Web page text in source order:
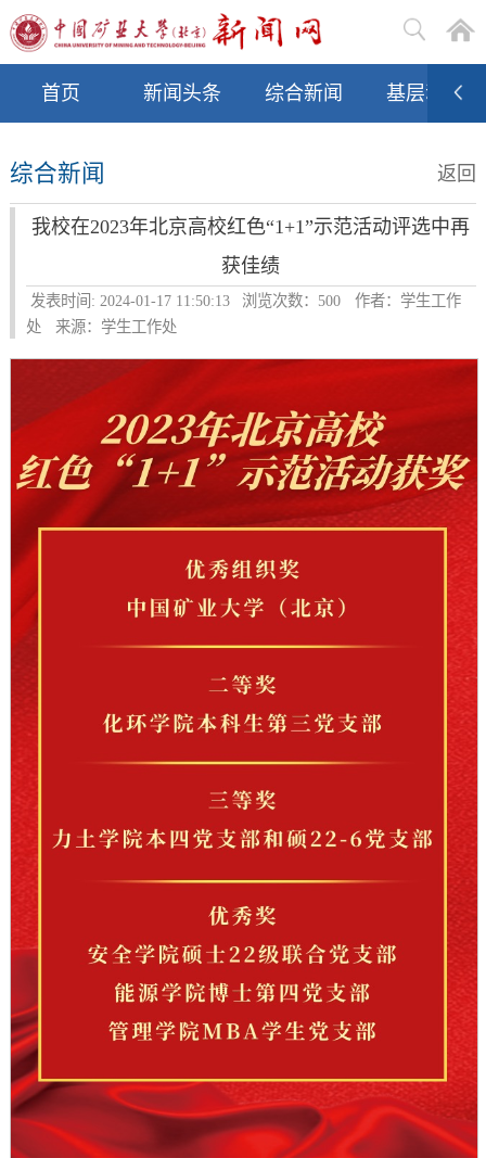
首页 新闻头条 综合新闻 基层动态
综合新闻 返回
我校在2023年北京高校红色“1+1”示范活动评选中再
获佳绩
发表时间: 2024-01-17 11:50:13 浏览次数： 500
作者：学生工作
处
来源：学生工作处